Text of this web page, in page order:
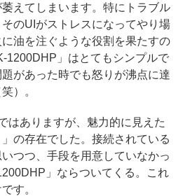
えてしまいます。特にトラブル
のUIがストレスになってやり場
油を注ぐような役割を果たすの
1200DHP」はとてもシンプルで
があった時でも怒りが沸点に達
）。
はありますが、魅力的に見えた
の存在でした。接続されている
つつ、手段を用意していなかっ
」ならついてくる。これ
す。